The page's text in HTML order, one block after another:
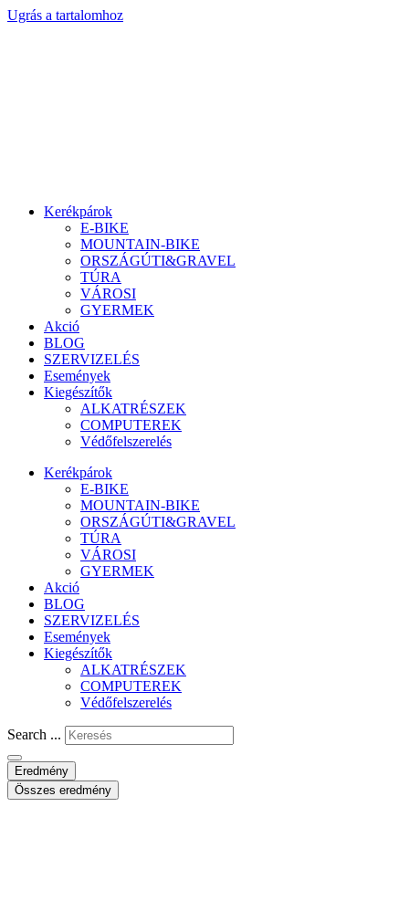
Ugrás a tartalomhoz
Kerékpárok
E-BIKE
MOUNTAIN-BIKE
ORSZÁGÚTI&GRAVEL
TÚRA
VÁROSI
GYERMEK
Akció
BLOG
SZERVIZELÉS
Események
Kiegészítők
ALKATRÉSZEK
COMPUTEREK
Védőfelszerelés
Kerékpárok
E-BIKE
MOUNTAIN-BIKE
ORSZÁGÚTI&GRAVEL
TÚRA
VÁROSI
GYERMEK
Akció
BLOG
SZERVIZELÉS
Események
Kiegészítők
ALKATRÉSZEK
COMPUTEREK
Védőfelszerelés
Search ...
Eredmény
Összes eredmény